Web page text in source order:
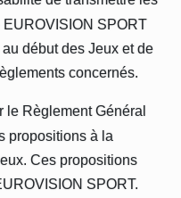
SPORT
début des Jeux et de
concernés.
le Règlement Général
propositions à la
Ces propositions
SPORT.